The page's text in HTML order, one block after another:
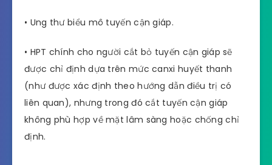
• Ung thư biểu mô tuyến cận giáp.
• HPT chính cho người cắt bỏ tuyến cận giáp sẽ
được chỉ định dựa trên mức canxi huyết thanh
(như được xác định theo hướng dẫn điều trị có
liên quan), nhưng trong đó cắt tuyến cận giáp
không phù hợp về mặt lâm sàng hoặc chống chỉ
định.